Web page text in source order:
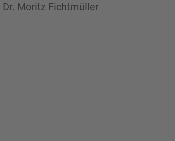
Dr. Moritz Fichtmüller